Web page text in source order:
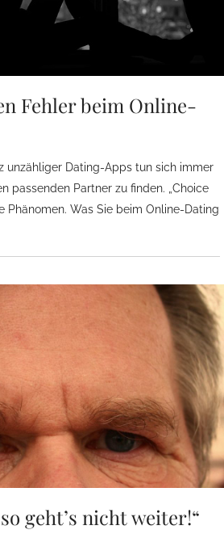
Fehler beim Online-
unzähliger Dating-Apps tun sich immer
passenden Partner zu finden. „Choice
Phänomen. Was Sie beim Online-Dating
geht’s nicht weiter!“